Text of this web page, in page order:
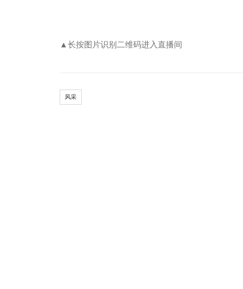
▲长按图片识别二维码进入直播间
风采